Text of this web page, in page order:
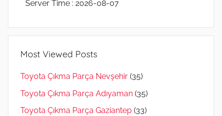
Server Time : 2026-08-07
Most Viewed Posts
Toyota Çıkma Parça Nevşehir (35)
Toyota Çıkma Parça Adıyaman (35)
Toyota Çıkma Parça Gaziantep (33)